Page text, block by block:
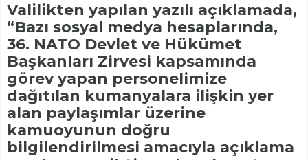
Valilikten yapılan yazılı açıklamada,
“Bazı sosyal medya hesaplarında,
36. NATO Devlet ve Hükümet
Başkanları Zirvesi kapsamında
görev yapan personelimize
dağıtılan kumanyalara ilişkin yer
alan paylaşımlar üzerine
kamuoyunun doğru
bilgilendirilmesi amacıyla açıklama